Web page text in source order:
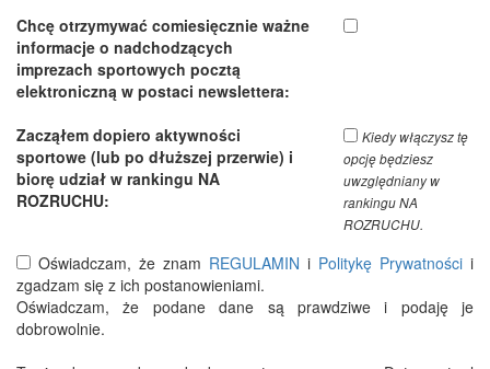
Chcę otrzymywać comiesięcznie ważne
informacje o nadchodzących
imprezach sportowych pocztą
elektroniczną w postaci newslettera:
Zacząłem dopiero aktywności
sportowe (lub po dłuższej przerwie) i
biorę udział w rankingu NA
ROZRUCHU:
Kiedy włączysz tę
opcję będziesz
uwzględniany w
rankingu NA
ROZRUCHU.
Oświadczam, że znam REGULAMIN i Politykę Prywatności i
zgadzam się z ich postanowieniami.
Oświadczam, że podane dane są prawdziwe i podaję je
dobrowolnie.